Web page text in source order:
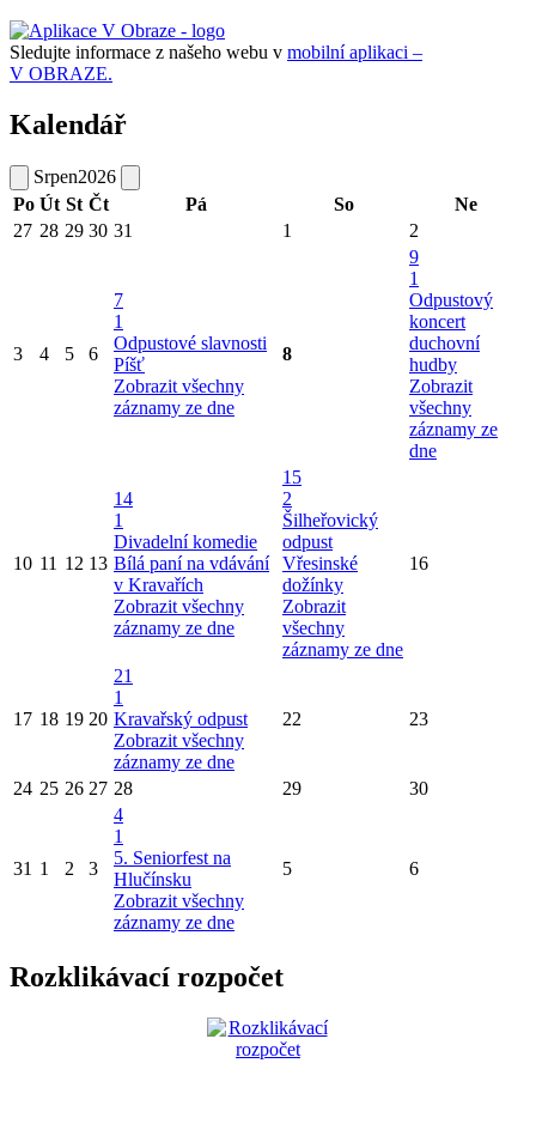
Sledujte informace z našeho webu v mobilní aplikaci –
V OBRAZE.
Kalendář
Srpen2026
Po Út St Čt Pá So
Ne
27 28 29 30 31 1 2
3 4 5 6
7
1
Odpustové slavnosti
Píšť
Zobrazit všechny
záznamy ze dne
8
9
1
Odpustový
koncert
duchovní
hudby
Zobrazit
všechny
záznamy ze
dne
10 11 12 13
14
1
Divadelní komedie
Bílá paní na vdávání
v Kravařích
Zobrazit všechny
záznamy ze dne
15
2
Šilheřovický
odpust
Vřesinské
dožínky
Zobrazit
všechny
záznamy ze dne
16
17 18 19 20
21
1
Kravařský odpust
Zobrazit všechny
záznamy ze dne
22 23
24 25 26 27 28 29 30
31 1 2 3
4
1
5. Seniorfest na
Hlučínsku
Zobrazit všechny
záznamy ze dne
5 6
Rozklikávací rozpočet